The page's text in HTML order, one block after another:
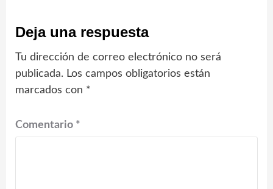
Deja una respuesta
Tu dirección de correo electrónico no será
publicada. Los campos obligatorios están
marcados con *
Comentario *